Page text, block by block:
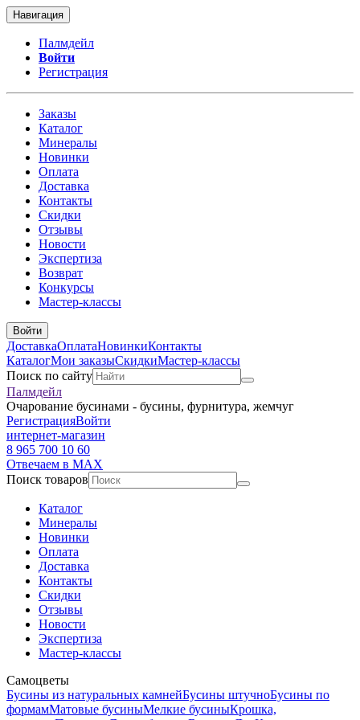
Навигация
Палмдейл
Войти
Регистрация
Заказы
Каталог
Минералы
Новинки
Оплата
Доставка
Контакты
Скидки
Отзывы
Новости
Экспертиза
Возврат
Конкурсы
Мастер-классы
Войти
ДоставкаОплатаНовинкиКонтакты
КаталогМои заказыСкидкиМастер-классы
Поиск по сайту
Палмдейл
Очарование бусинами - бусины, фурнитура, жемчуг
РегистрацияВойти
интернет-магазин
8 965 700 10 60
Отвечаем в MAX
Поиск товаров
Каталог
Минералы
Новинки
Оплата
Доставка
Контакты
Скидки
Отзывы
Новости
Экспертиза
Мастер-классы
Самоцветы
Бусины из натуральных камнейБусины штучноБусины по
формамМатовые бусиныМелкие бусиныКрошка,